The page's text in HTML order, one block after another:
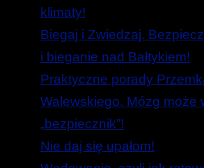
klimaty!
Biegaj i Zwiedzaj.
i bieganie nad Bałtykiem!
Praktyczne porady
Walewskiego. Mózg może
„bezpiecznik”!
Nie daj się upałom!